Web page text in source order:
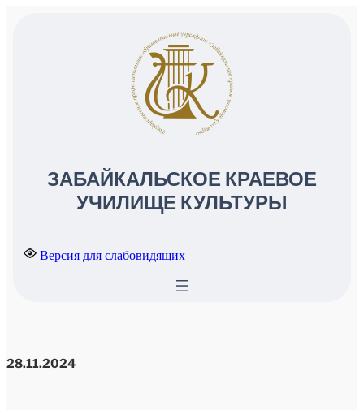
ЗАБАЙКАЛЬСКОЕ КРАЕВОЕ
УЧИЛИЩЕ КУЛЬТУРЫ
Версия для слабовидящих
28.11.2024